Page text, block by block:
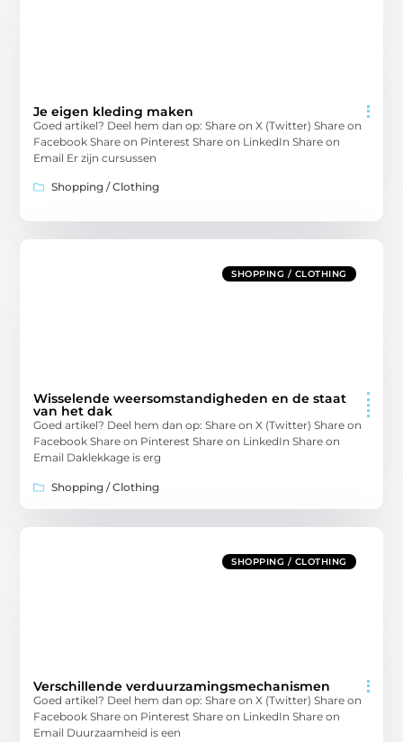
Je eigen kleding maken
Goed artikel? Deel hem dan op: Share on X (Twitter) Share on
Facebook Share on Pinterest Share on LinkedIn Share on
Email Er zijn cursussen
Shopping / Clothing
SHOPPING / CLOTHING
Wisselende weersomstandigheden en de staat
van het dak
Goed artikel? Deel hem dan op: Share on X (Twitter) Share on
Facebook Share on Pinterest Share on LinkedIn Share on
Email Daklekkage is erg
Shopping / Clothing
SHOPPING / CLOTHING
Verschillende verduurzamingsmechanismen
Goed artikel? Deel hem dan op: Share on X (Twitter) Share on
Facebook Share on Pinterest Share on LinkedIn Share on
Email Duurzaamheid is een